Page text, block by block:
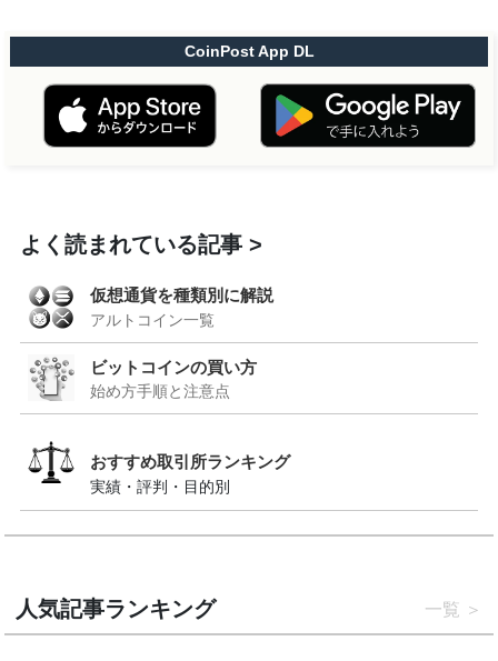
CoinPost App DL
よく読まれている記事
仮想通貨を種類別に解説
アルトコイン一覧
ビットコインの買い方
始め方手順と注意点
おすすめ取引所ランキング
実績・評判・目的別
人気記事ランキング 一覧